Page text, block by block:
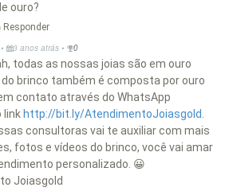
ouro?
Responder
• 3 anos atrás • 0
todas as nossas joias são em ouro
do brinco também é composta por ouro
contato através do WhatsApp
link http://bit.ly/AtendimentoJoiasgold.
consultoras vai te auxiliar com mais
fotos e vídeos do brinco, você vai amar
personalizado. 😀
Joiasgold